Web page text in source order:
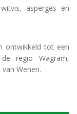
asperges en
ontwikkeld tot een
regio Wagram,
Wenen.